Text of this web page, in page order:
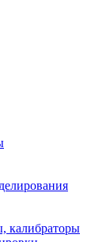
калибраторы